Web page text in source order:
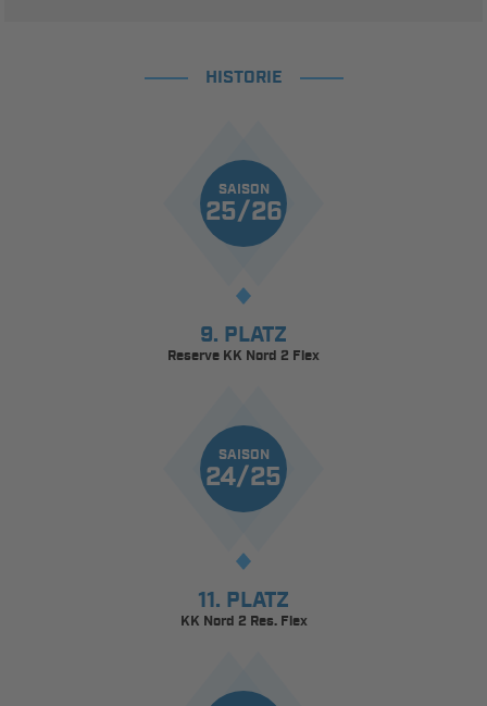
HISTORIE
SAISON
25/26
9. PLATZ
Reserve KK Nord 2 Flex
SAISON
24/25
11. PLATZ
KK Nord 2 Res. Flex